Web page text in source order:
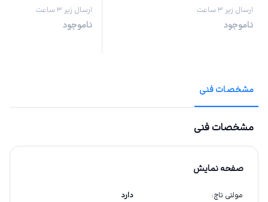
ارسال زیر ۳ ساعت
ناموجود
ارسال زیر ۳ ساعت
ناموجود
مشخصات فنی
مشخصات فنی
صفحه نمایش
مولتی تاچ: دارد